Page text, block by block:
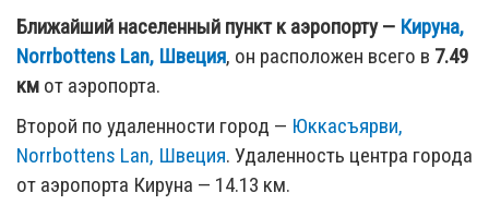
Ближайший населенный пункт к аэропорту — Кируна,
Norrbottens Lan, Швеция, он расположен всего в 7.49
км от аэропорта.
Второй по удаленности город — Юккасъярви,
Norrbottens Lan, Швеция. Удаленность центра города
от аэропорта Кируна — 14.13 км.